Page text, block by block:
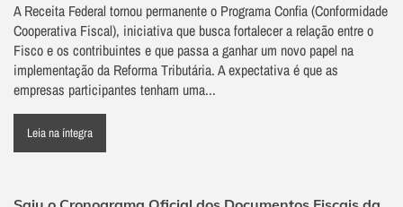
A Receita Federal tornou permanente o Programa Confia (Conformidade
Cooperativa Fiscal), iniciativa que busca fortalecer a relação entre o
Fisco e os contribuintes e que passa a ganhar um novo papel na
implementação da Reforma Tributária. A expectativa é que as
empresas participantes tenham uma...
Leia na íntegra